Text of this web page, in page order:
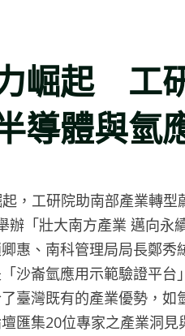
崛起 工
體與氫
，工研院助南部產業轉型
「壯大南方產業 邁向永
惠、南科管理局局長鄭秀
沙崙氫應用示範驗證平台
臺灣既有的產業優勢，如
匯集20位專家之產業洞見